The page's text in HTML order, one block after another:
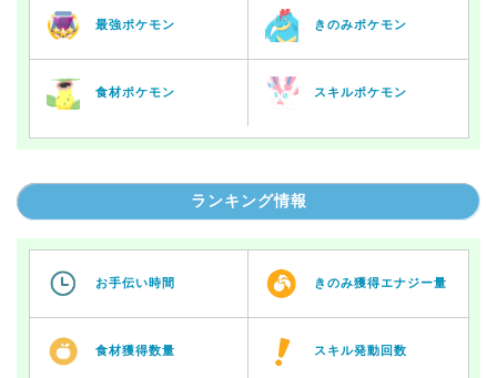
最強ポケモン きのみポケモン
食材ポケモン スキルポケモン
ランキング情報
お手伝い時間 きのみ獲得エナジー量
食材獲得数量 スキル発動回数